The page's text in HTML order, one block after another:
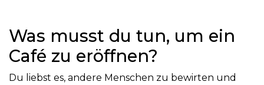
Was musst du tun, um ein
Café zu eröffnen?
Du liebst es, andere Menschen zu bewirten und